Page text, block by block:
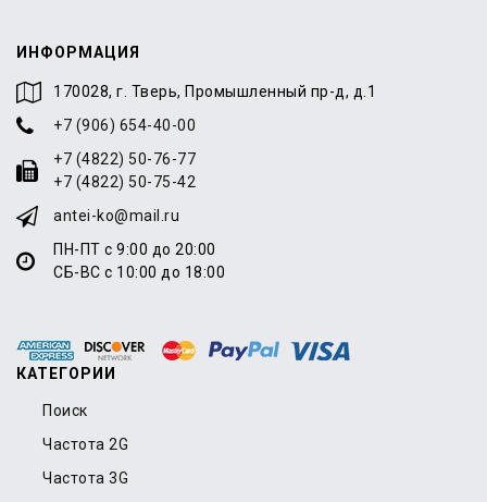
ИНФОРМАЦИЯ
170028, г. Тверь, Промышленный пр-д, д.1
+7 (906) 654-40-00
+7 (4822) 50-76-77
+7 (4822) 50-75-42
antei-ko@mail.ru
ПН-ПТ с 9:00 до 20:00
СБ-ВС с 10:00 до 18:00
КАТЕГОРИИ
Поиск
Частота 2G
Частота 3G